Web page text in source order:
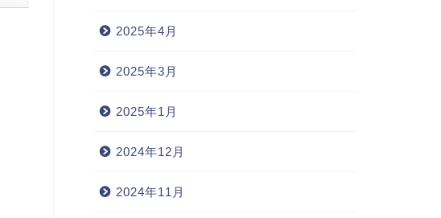
2025年4月
2025年3月
2025年1月
2024年12月
2024年11月